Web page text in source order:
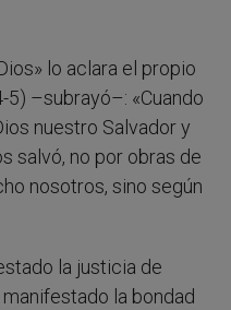
lo aclara el propio
5) –subrayó–: «Cuando
nuestro Salvador y
salvó, no por obras de
nosotros, sino según
la justicia de
la bondad